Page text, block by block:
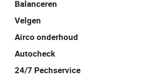
Balanceren
Velgen
Airco onderhoud
Autocheck
24/7 Pechservice